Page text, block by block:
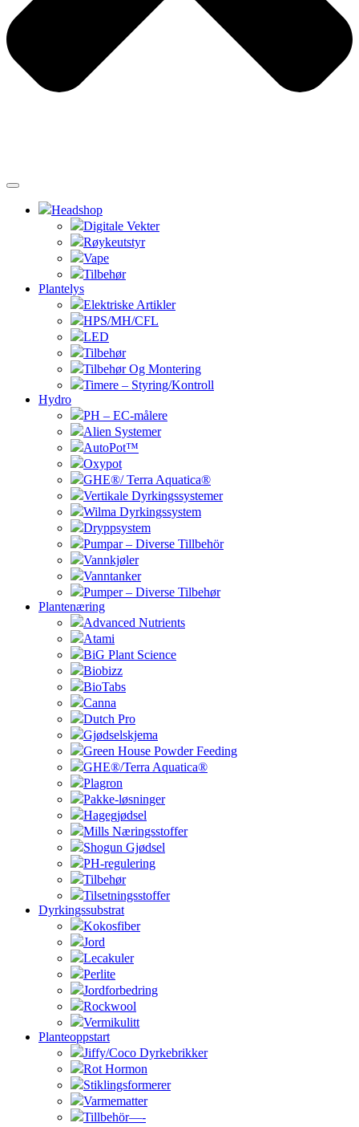
Headshop
Digitale Vekter
Røykeutstyr
Vape
Tilbehør
Plantelys
Elektriske Artikler
HPS/MH/CFL
LED
Tilbehør
Tilbehør Og Montering
Timere – Styring/Kontroll
Hydro
PH – EC-målere
Alien Systemer
AutoPot™
Oxypot
GHE®/ Terra Aquatica®
Vertikale Dyrkingssystemer
Wilma Dyrkingssystem
Dryppsystem
Pumpar – Diverse Tillbehör
Vannkjøler
Vanntanker
Pumper – Diverse Tilbehør
Plantenæring
Advanced Nutrients
Atami
BiG Plant Science
Biobizz
BioTabs
Canna
Dutch Pro
Gjødselskjema
Green House Powder Feeding
GHE®/Terra Aquatica®
Plagron
Pakke-løsninger
Hagegjødsel
Mills Næringsstoffer
Shogun Gjødsel
PH-regulering
Tilbehør
Tilsetningsstoffer
Dyrkingssubstrat
Kokosfiber
Jord
Lecakuler
Perlite
Jordforbedring
Rockwool
Vermikulitt
Planteoppstart
Jiffy/Coco Dyrkebrikker
Rot Hormon
Stiklingsformerer
Varmematter
Tillbehör—-